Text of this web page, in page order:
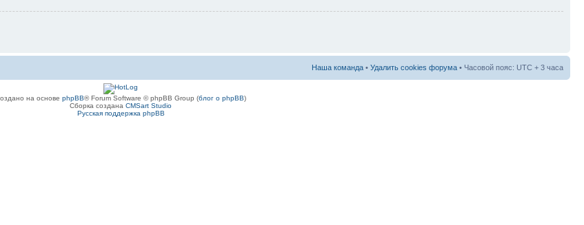
Наша команда • Удалить cookies форума • Часовой пояс: UTC + 3 часа
на основе phpBB® Forum Software © phpBB Group (блог о phpBB)
Сборка создана CMSart Studio
Русская поддержка phpBB